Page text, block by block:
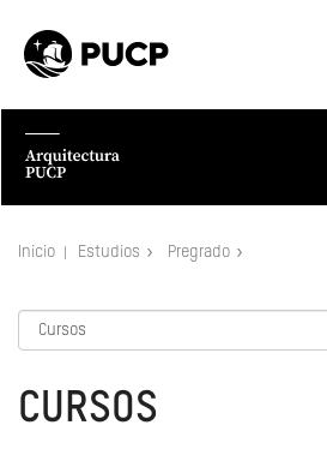
Inicio Estudios Pregrado
CURSOS